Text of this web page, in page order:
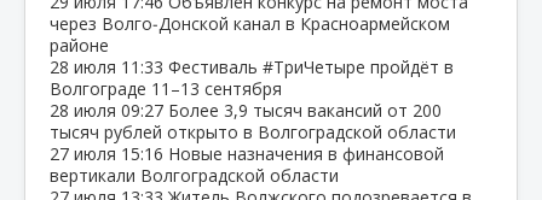
через Волго‑Донской канал в Красноармейском
районе
28 июля 11:33 Фестиваль #ТриЧетыре пройдёт в
Волгограде 11–13 сентября
28 июля 09:27 Более 3,9 тысяч вакансий от 200
тысяч рублей открыто в Волгоградской области
27 июля 15:16 Новые назначения в финансовой
вертикали Волгоградской области